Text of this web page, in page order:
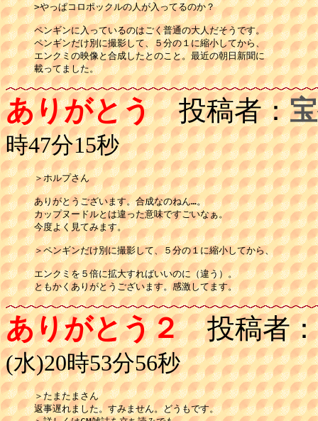
>やっぱコロポックルの人が入ってるのか？
ペンギンに入っているのはごく普通の大人だそうです。
ペンギンだけ別に撮影して、５分の１に縮小してから、
エンクミの映像と合成したとのこと。最近の朝日新聞に
載ってました。
ありがとう投稿者：
時47分15秒
＞ホルプさん
ありがとうございます。合成なのねん…。
カップヌードルとは違った意味ですごいなぁ。
今度よく見てみます。
＞ペンギンだけ別に撮影して、５分の１に縮小してから、
エンクミを５倍に拡大すればいいのに（違う）。
ともかくありがとうございます。感激してます。
ありがとう２投稿者：
(水)20時53分56秒
＞たまたまさん
返事遅れました。すみません。どうもです。